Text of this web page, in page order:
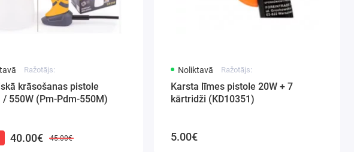
Ražotājs:
krāsošanas pistole
/ 550W (Pm-Pdm-550M)
40.00€ 45.00€
Noliktavā Ražotājs:
Karsta līmes pistole 20W + 7
kārtridži (KD10351)
5.00€